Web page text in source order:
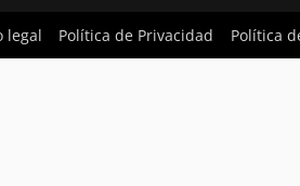
legal Política de Privacidad Política